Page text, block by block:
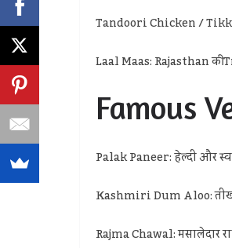
Tandoori Chicken /
Laal Maas: Rajasthan
Famous
Palak Paneer: हेल्दी और
Kashmiri Dum Aloo: तीखी
Rajma Chawal: मसालेदार